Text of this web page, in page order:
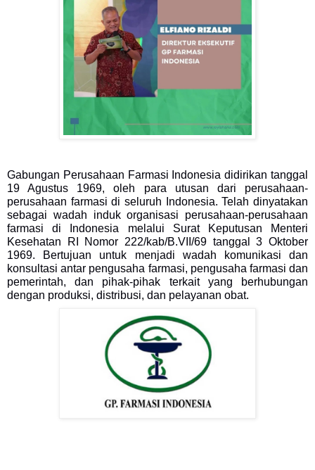
Gabungan Perusahaan Farmasi Indonesia didirikan tanggal
19 Agustus 1969, oleh para utusan dari perusahaan-
perusahaan farmasi di seluruh Indonesia. Telah dinyatakan
sebagai wadah induk organisasi perusahaan-perusahaan
farmasi di Indonesia melalui Surat Keputusan Menteri
Kesehatan RI Nomor 222/kab/B.VII/69 tanggal 3 Oktober
1969. Bertujuan untuk menjadi wadah komunikasi dan
konsultasi antar pengusaha farmasi, pengusaha farmasi dan
pemerintah, dan pihak-pihak terkait yang berhubungan
dengan produksi, distribusi, dan pelayanan obat.